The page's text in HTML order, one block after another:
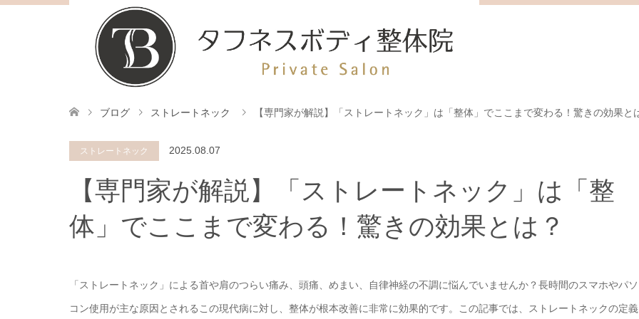
ブログ ストレートネック 【専門家が解説】「ストレートネック」は「整体」でここまで変わる！驚きの効果と
ストレートネック 2025.08.07
【専門家が解説】「ストレートネック」は「整
体」でここまで変わる！驚きの効果とは？
「ストレートネック」による首や肩のつらい痛み、頭痛、めまい、自律神経の不調に悩んでいませんか？長時間のスマホやパソ
コン使用が主な原因とされるこの現代病に対し、整体が根本改善に非常に効果的です。この記事では、ストレートネックの定義